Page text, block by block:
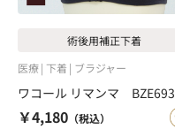
術後用補正下着
医療 下着 ブラジャー
ワコール リマンマ BZE693
￥4,180 （税込）